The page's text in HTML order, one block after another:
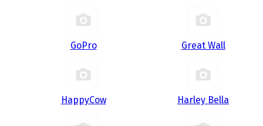
GoPro Great Wall
HappyCow Harley Bella